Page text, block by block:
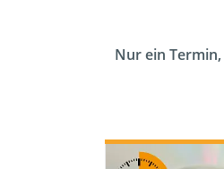
Nur ein